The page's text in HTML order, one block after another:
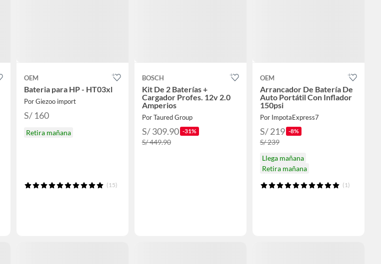
OEM
Bateria para HP - HT03xl
Por Giezoo import
S/ 160
Retira mañana
(15)
BOSCH
Kit De 2 Baterías +
Cargador Profes. 12v 2.0
Amperios
Por Taured Group
S/ 309.90 -31%
S/ 449.90
OEM
Arrancador De Batería De
Auto Portátil Con Inflador
150psi
Por ImpotaExpress7
S/ 219 -8%
S/ 239
Llega mañana
Retira mañana
(1)